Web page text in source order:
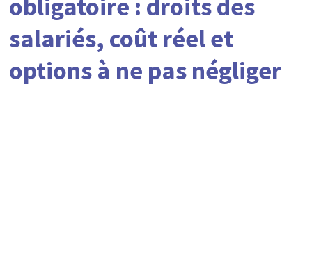
obligatoire : droits des
salariés, coût réel et
options à ne pas négliger